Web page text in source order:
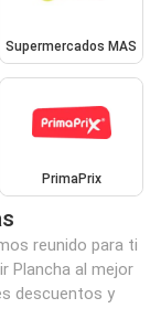
Supermercados MAS
PrimaPrix
reunido para ti
Plancha al mejor
descuentos y